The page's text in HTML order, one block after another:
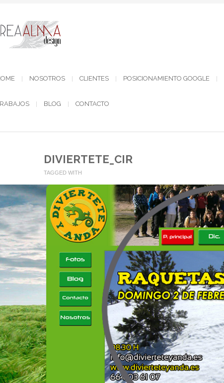
NOSOTROS CLIENTES POSICIONAMIENTO GOOGLE
BLOG CONTACTO
DIVIERTETE_CIR
TAGGED WITH